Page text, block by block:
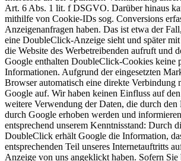
Art. 6 Abs. 1 lit. f DSGVO. Darüber hinaus
mithilfe von Cookie-IDs sog. Conversions
Anzeigenanfragen haben. Das ist etwa der
eine DoubleClick-Anzeige sieht und später
die Website des Werbetreibenden aufruft und
Google enthalten DoubleClick-Cookies keine
Informationen. Aufgrund der eingesetzten
Browser automatisch eine direkte Verbindung
Google auf. Wir haben keinen Einfluss auf
weitere Verwendung der Daten, die durch den
durch Google erhoben werden und
entsprechend unserem Kenntnisstand: Durch
DoubleClick erhält Google die Information,
entsprechenden Teil unseres Internetauftritts
Anzeige von uns angeklickt haben. Sofern